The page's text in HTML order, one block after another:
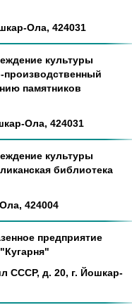
Ола, 424031
культуры
памятников
Ола, 424031
культуры
библиотека
424004
предприятие
СССР, д. 20, г. Йошкар-